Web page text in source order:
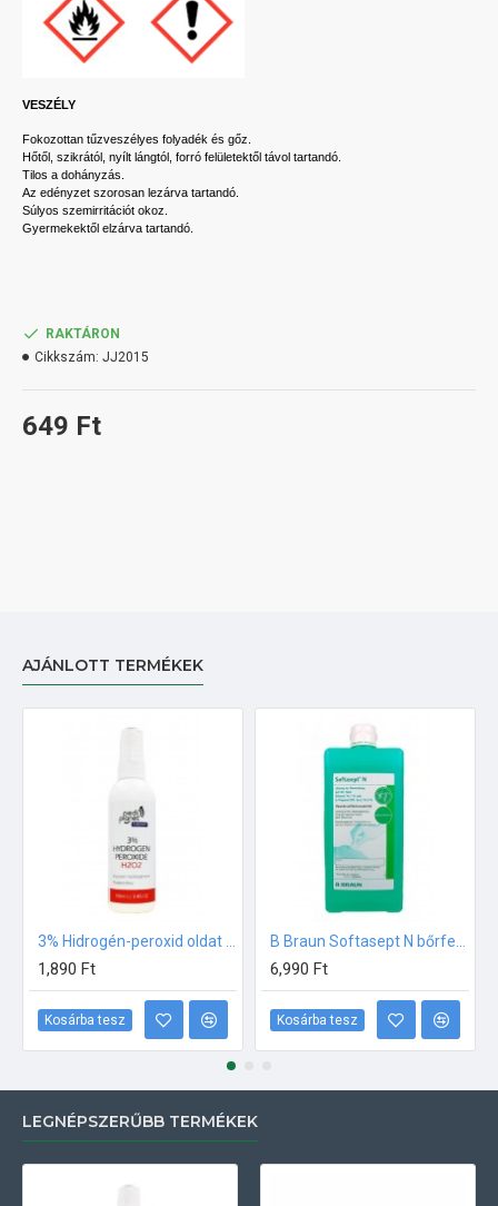
VESZÉLY
Fokozottan tűzveszélyes folyadék és gőz.
Hőtől, szikrától, nyílt lángtól, forró felületektől távol tartandó.
Tilos a dohányzás.
Az edényzet szorosan lezárva tartandó.
Súlyos szemirritációt okoz.
Gyermekektől elzárva tartandó.
649 Ft
RAKTÁRON
Cikkszám: JJ2015
AJÁNLOTT TERMÉKEK
1,890 Ft
Kosárba tesz
6,990 Ft
Kosárba tesz
LEGNÉPSZERŰBB TERMÉKEK